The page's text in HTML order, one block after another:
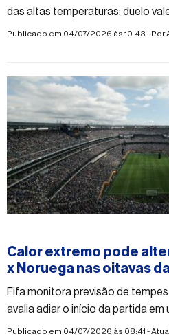
das altas temperaturas; duelo
da Copa do Mundo
Publicado em 04/07/2026 às 10:43 - Por
Calor extremo pode
x Noruega nas oitavas
Fifa monitora previsão de
avalia adiar o início da partida em
Publicado em 04/07/2026 às 08:41 -